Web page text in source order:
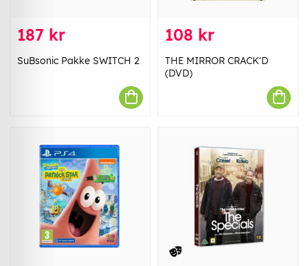
187 kr
SuBsonic Pakke SWITCH 2
108 kr
THE MIRROR CRACK'D
(DVD)